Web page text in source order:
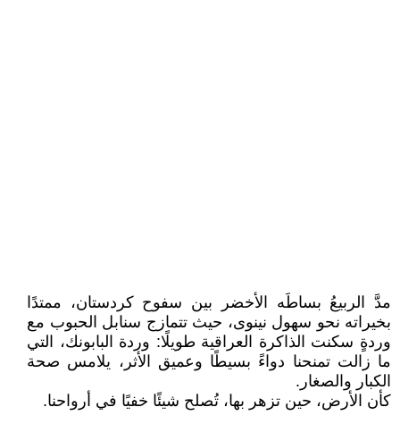
مدَّ الربيعُ بساطَه الأخضر بين سفوح كردستان، ممتدًا
بخيراته نحو سهول نينوى، حيث تتمازج سنابل الحبوب مع
وردةٍ سكنت الذاكرة العراقية طويلًا: وردة البابونك، التي
ما زالت تمنحنا دواءً بسيطًا وعميق الأثر، يلامس صحة
الكبار والصغار.
كأن الأرض، حين تزهر بها، تُصلح شيئًا خفيًا في أرواحنا.